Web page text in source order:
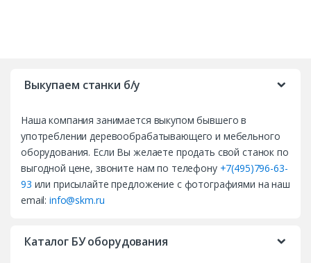
Выкупаем станки б/у
Наша компания занимается выкупом бывшего в
употреблении деревообрабатывающего и мебельного
оборудования. Если Вы желаете продать свой станок по
выгодной цене, звоните нам по телефону +7(495)796-63-
93 или присылайте предложение с фотографиями на наш
email:info@skm.ru
Каталог БУ оборудования